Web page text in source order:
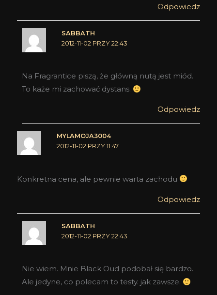
Odpowiedz
SABBATH
2012-11-02 PRZY 22:43
Na Fragrantice piszą, że główną nutą jest miód.
To każe mi zachować dystans.
Odpowiedz
MYLAMOJA3004
2012-11-02 PRZY 11:47
Konkretna cena, ale pewnie warta zachodu
Odpowiedz
SABBATH
2012-11-02 PRZY 22:43
Nie wiem. Mnie Black Oud podobał się bardzo.
Ale jedyne, co polecam to testy. jak zawsze.